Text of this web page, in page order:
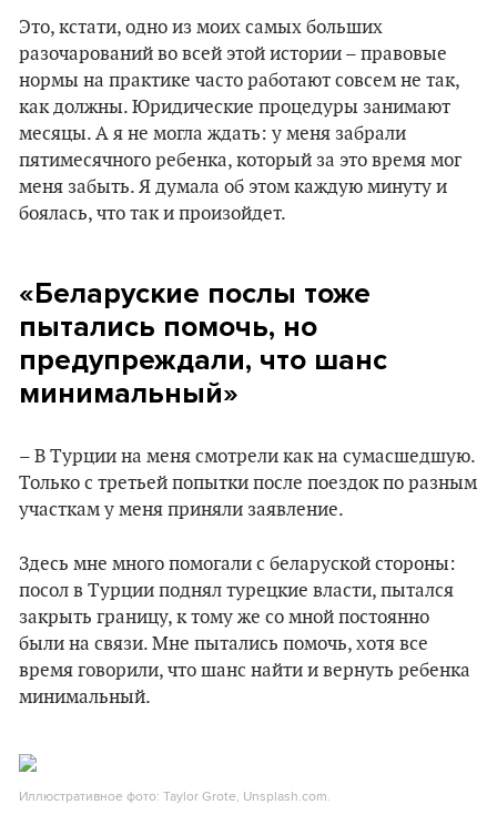
Это, кстати, одно из моих самых больших
разочарований во всей этой истории – правовые
нормы на практике часто работают совсем не так,
как должны. Юридические процедуры занимают
месяцы. А я не могла ждать: у меня забрали
пятимесячного ребенка, который за это время мог
меня забыть. Я думала об этом каждую минуту и
боялась, что так и произойдет.
«Беларуские послы тоже
пытались помочь, но
предупреждали, что шанс
минимальный»
– В Турции на меня смотрели как на сумасшедшую.
Только с третьей попытки после поездок по разным
участкам у меня приняли заявление.
Здесь мне много помогали с беларуской стороны:
посол в Турции поднял турецкие власти, пытался
закрыть границу, к тому же со мной постоянно
были на связи. Мне пытались помочь, хотя все
время говорили, что шанс найти и вернуть ребенка
минимальный.
Иллюстративное фото: Taylor Grote, Unsplash.com.